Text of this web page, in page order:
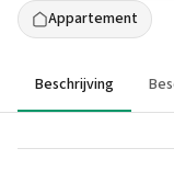
Appartement
Beschrijving